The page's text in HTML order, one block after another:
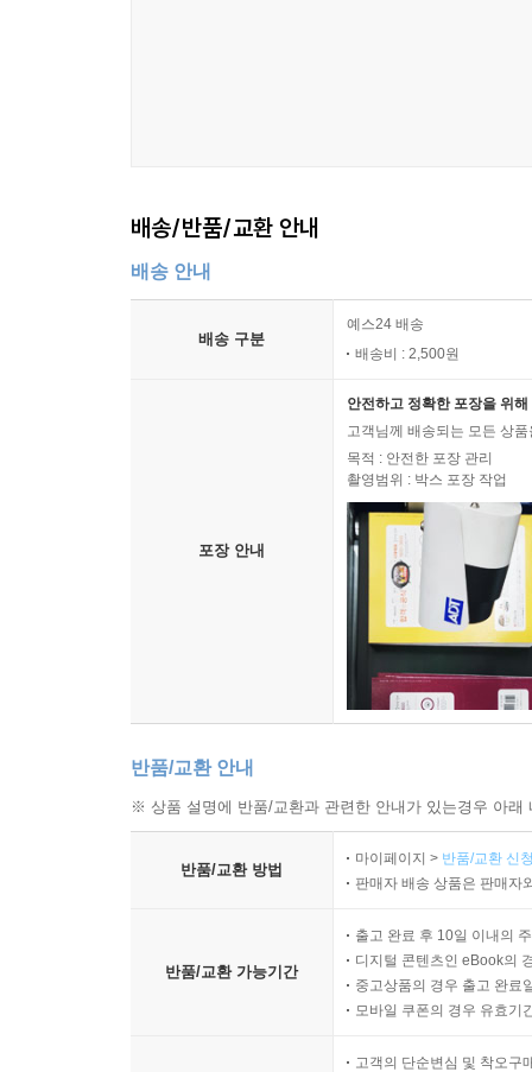
배송/반품/교환 안내
배송 안내
배송 구분
예스24 배송
배송비 : 2,500원
포장 안내
안전하고 정확한 포장을 위
고객님께 배송되는 모든 상
목적 : 안전한 포장 관리
촬영범위 : 박스 포장 작업
반품/교환 안내
※ 상품 설명에 반품/교환과 관련한 안내가 있는경우 아
반품/교환 방법
마이페이지 > 반품/교환 신
판매자 배송 상품은 판매자
반품/교환 가능기간
출고 완료 후 10일 이내의
디지털 콘텐츠인 eBook의
중고상품의 경우 출고 완료
모바일 쿠폰의 경우 유효기
고객의 단순변심 및 착오구